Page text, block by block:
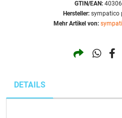
GTIN/EAN:
Hersteller: sympatico
Mehr Artikel von:
DETAILS